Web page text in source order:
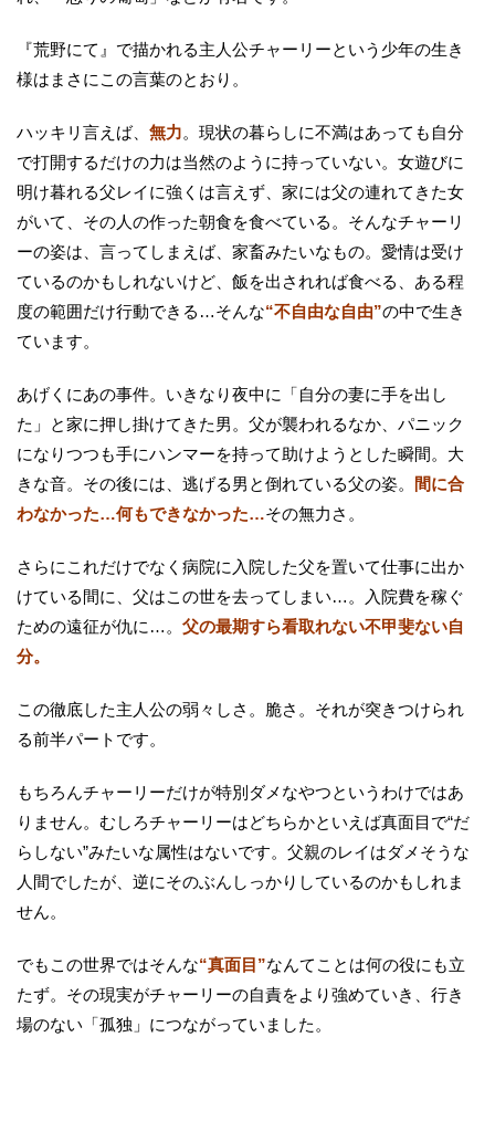
『荒野にて』で描かれる主人公チャーリーという少年の生き
様はまさにこの言葉のとおり。
ハッキリ言えば、 無力。現状の暮らしに不満はあっても自分
で打開するだけの力は当然のように持っていない。女遊びに
明け暮れる父レイに強くは言えず、家には父の連れてきた女
がいて、その人の作った朝食を食べている。そんなチャーリ
ーの姿は、言ってしまえば、家畜みたいなもの。愛情は受け
ているのかもしれないけど、飯を出されれば食べる、ある程
度の範囲だけ行動できる…そんな“不自由な自由”の中で生き
ています。
あげくにあの事件。いきなり夜中に「自分の妻に手を出し
た」と家に押し掛けてきた男。父が襲われるなか、パニック
になりつつも手にハンマーを持って助けようとした瞬間。大
きな音。その後には、逃げる男と倒れている父の姿。
間に合
わなかった…何もできなかった…その無力さ。
さらにこれだけでなく病院に入院した父を置いて仕事に出か
けている間に、父はこの世を去ってしまい…。入院費を稼ぐ
ための遠征が仇に…。 父の最期すら看取れない不甲斐ない自
分。
この徹底した主人公の弱々しさ。脆さ。それが突きつけられ
る前半パートです。
もちろんチャーリーだけが特別ダメなやつというわけではあ
りません。むしろチャーリーはどちらかといえば真面目で“だ
らしない”みたいな属性はないです。父親のレイはダメそうな
人間でしたが、逆にそのぶんしっかりしているのかもしれま
せん。
でもこの世界ではそんな“真面目”なんてことは何の役にも立
たず。その現実がチャーリーの自責をより強めていき、行き
場のない「孤独」につながっていました。